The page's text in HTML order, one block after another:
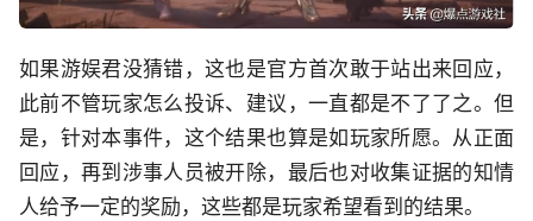
如果游娱君没猜错，这也是官方首次敢于站出来回应，
此前不管玩家怎么投诉、建议，一直都是不了了之。但
是，针对本事件，这个结果也算是如玩家所愿。从正面
回应，再到涉事人员被开除，最后也对收集证据的知情
人给予一定的奖励，这些都是玩家希望看到的结果。